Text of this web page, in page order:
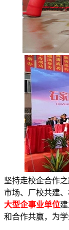
坚持走校企合作
市场、厂校共建
大型企事业单位
和合作共赢，为